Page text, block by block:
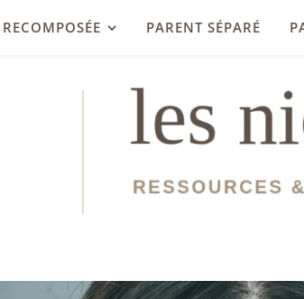
PARENT SÉPARÉ